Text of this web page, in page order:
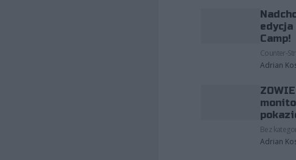
edycja
Camp!
Counter-
Adrian
Bez
Adrian